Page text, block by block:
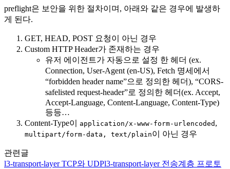
preflight은 보안을 위한 절차이며, 아래와 같은 경우에 발생하
게 된다.
GET, HEAD, POST 요청이 아닌 경우
Custom HTTP Header가 존재하는 경우
유저 에이전트가 자동으로 설정 한 헤더 (ex.
Connection, User-Agent (en-US), Fetch 명세에서
“forbidden header name”으로 정의한 헤더), “CORS-
safelisted request-header”로 정의한 헤더(ex. Accept,
Accept-Language, Content-Language, Content-Type)
등등…
Content-Type이
application/x-www-form-urlencoded ,
multipart/form-data, text/plain이 아닌 경우
관련글
l3-transport-layerTCP와 UDPl3-transport-layer 전송계층 프로토